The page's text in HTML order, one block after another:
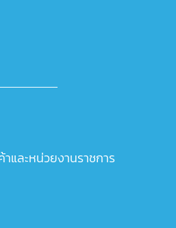
และหน่วยงานราชการ